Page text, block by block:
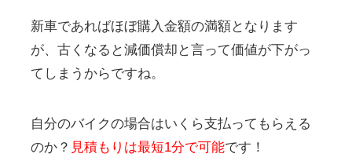
新車であればほぼ購入金額の満額となります
が、古くなると減価償却と言って価値が下がっ
てしまうからですね。
自分のバイクの場合はいくら支払ってもらえる
のか？ 見積もりは最短1分で可能です！